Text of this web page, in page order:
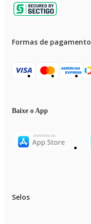
Formas de pagamento
Baixe o App
Selos